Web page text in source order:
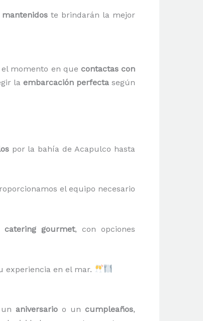
te brindarán la mejor
momento en que contactas con
la embarcación perfectasegún
por la bahía de Acapulco hasta
el equipo necesario
catering gourmet, con opciones
experiencia en el mar.
aniversarioo uncumpleaños,